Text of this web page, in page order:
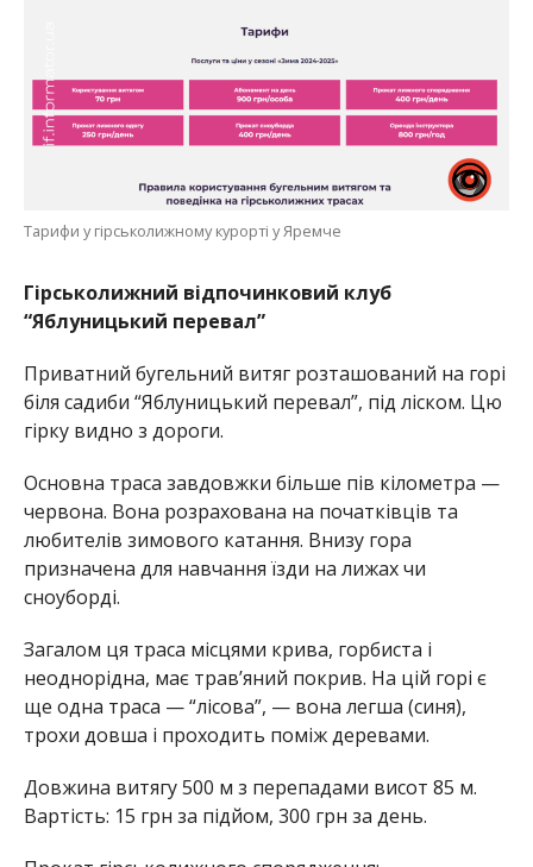
Тарифи у гірськолижному курорті у Яремче
Гірськолижний відпочинковий клуб
“Яблуницький перевал”
Приватний бугельний витяг розташований на горі
біля садиби “Яблуницький перевал”, під ліском. Цю
гірку видно з дороги.
Основна траса завдовжки більше пів кілометра —
червона. Вона розрахована на початківців та
любителів зимового катання. Внизу гора
призначена для навчання їзди на лижах чи
сноуборді.
Загалом ця траса місцями крива, горбиста і
неоднорідна, має трав’яний покрив. На цій горі є
ще одна траса — “лісова”, — вона легша (синя),
трохи довша і проходить поміж деревами.
Довжина витягу 500 м з перепадами висот 85 м.
Вартість: 15 грн за підйом, 300 грн за день.